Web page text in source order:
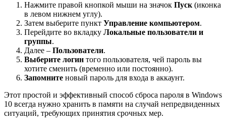
Нажмите правой кнопкой мыши на значок Пуск (иконка
в левом нижнем углу).
Затем выберите пункт Управление компьютером.
Перейдите во вкладку Локальные пользователи и
группы.
Далее – Пользователи.
Выберите логин того пользователя, чей пароль вы
хотите сменить (временно или постоянно).
Запомните новый пароль для входа в аккаунт.
Этот простой и эффективный способ сброса пароля в Windows
10 всегда нужно хранить в памяти на случай непредвиденных
ситуаций, требующих принятия срочных мер.